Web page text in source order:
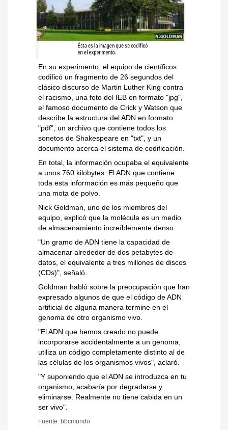
En su experimento, el equipo de científicos
codificó un fragmento de 26 segundos del
clásico discurso de Martin Luther King contra
el racismo, una foto del IEB en formato "jpg",
el famoso documento de Crick y Watson que
describe la estructura del ADN en formato
"pdf", un archivo que contiene todos los
sonetos de Shakespeare en "txt", y un
documento acerca el sistema de codificación.
En total, la información ocupaba el equivalente
a unos 760 kilobytes. El ADN que contiene
toda esta información es más pequeño que
una mota de polvo.
Nick Goldman, uno de los miembros del
equipo, explicó que la molécula es un medio
de almacenamiento increíblemente denso.
"Un gramo de ADN tiene la capacidad de
almacenar alrededor de dos petabytes de
datos, el equivalente a tres millones de discos
(CDs)", señaló.
Goldman habló sobre la preocupación que han
expresado algunos de que el código de ADN
artificial de alguna manera termine en el
genoma de otro organismo vivo.
"El ADN que hemos creado no puede
incorporarse accidentalmente a un genoma,
utiliza un código completamente distinto al de
las células de los organismos vivos", aclaró.
"Y suponiendo que el ADN se introduzca en tu
organismo, acabaría por degradarse y
eliminarse. Realmente no tiene cabida en un
ser vivo".
Fuente: bbcmundo